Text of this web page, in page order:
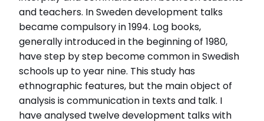
and teachers. In Sweden development talks
became compulsory in 1994. Log books,
generally introduced in the beginning of 1980,
have step by step become common in Swedish
schools up to year nine. This study has
ethnographic features, but the main object of
analysis is communication in texts and talk. I
have analysed twelve development talks with